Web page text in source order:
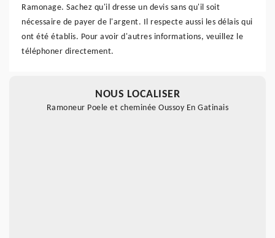
Ramonage. Sachez qu'il dresse un devis sans qu'il soit
nécessaire de payer de l'argent. Il respecte aussi les délais qui
ont été établis. Pour avoir d'autres informations, veuillez le
téléphoner directement.
NOUS LOCALISER
Ramoneur Poele et cheminée Oussoy En Gatinais